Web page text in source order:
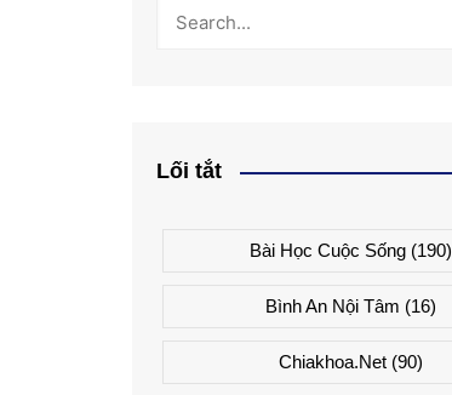
Lối tắt
Bài Học Cuộc Sống(190)
Bình An Nội Tâm (16)
Chiakhoa.net(90)